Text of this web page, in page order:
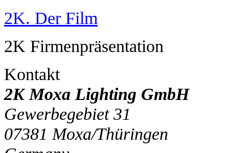
2K. Der Film
2K Firmenpräsentation
Kontakt
2K Moxa Lighting GmbH
Gewerbegebiet 31
07381 Moxa/Thüringen